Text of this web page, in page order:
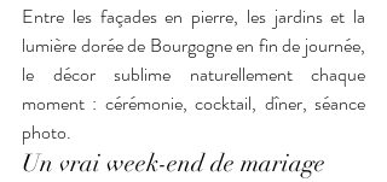
Entre les façades en pierre, les jardins et la
lumière dorée de Bourgogne en fin de journée,
le décor sublime naturellement chaque
moment : cérémonie, cocktail, dîner, séance
photo.
Un vrai week-end de mariage